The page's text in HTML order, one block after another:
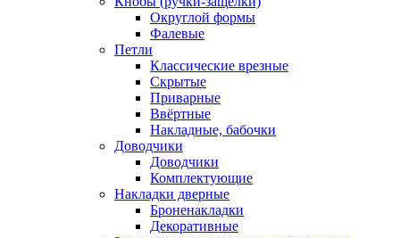
Округлой формы
Фалевые
Петли
Классические врезные
Скрытые
Приварные
Ввёртные
Накладные, бабочки
Доводчики
Доводчики
Комплектующие
Накладки дверные
Броненакладки
Декоративные